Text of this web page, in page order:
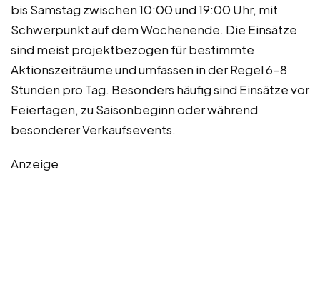
bis Samstag zwischen 10:00 und 19:00 Uhr, mit
Schwerpunkt auf dem Wochenende. Die Einsätze
sind meist projektbezogen für bestimmte
Aktionszeiträume und umfassen in der Regel 6-8
Stunden pro Tag. Besonders häufig sind Einsätze vor
Feiertagen, zu Saisonbeginn oder während
besonderer Verkaufsevents.
Anzeige